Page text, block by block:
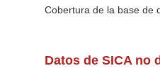
Cobertura de la base de
Datos de SICA no